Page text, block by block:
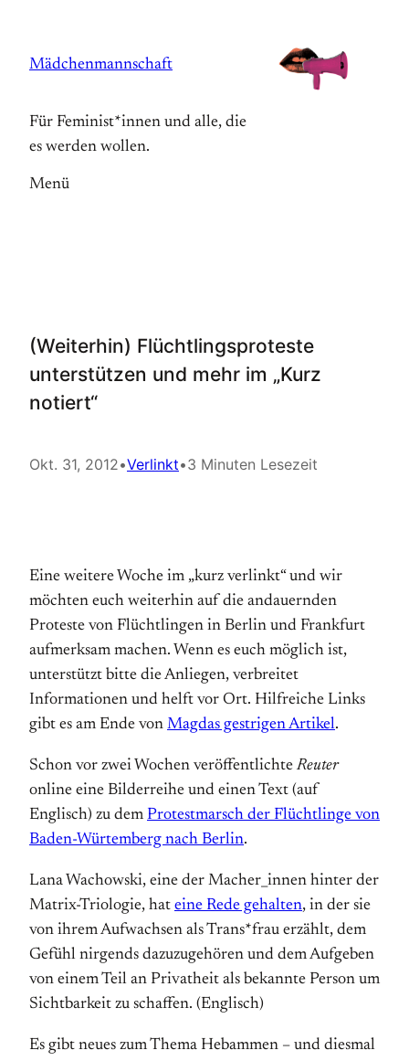
springen
Mädchenmannschaft
Für Feminist*innen und alle, die
es werden wollen.
Menü
(Weiterhin) Flüchtlingsproteste
unterstützen und mehr im „Kurz
notiert“
Okt. 31, 2012•Verlinkt•3 Minuten Lesezeit
Eine weitere Woche im „kurz verlinkt“ und wir
möchten euch weiterhin auf die andauernden
Proteste von Flüchtlingen in Berlin und Frankfurt
aufmerksam machen. Wenn es euch möglich ist,
unterstützt bitte die Anliegen, verbreitet
Informationen und helft vor Ort. Hilfreiche Links
gibt es am Ende von Magdas gestrigen Artikel.
Schon vor zwei Wochen veröffentlichte Reuter
online eine Bilderreihe und einen Text (auf
Englisch) zu dem Protestmarsch der Flüchtlinge von
Baden-Würtemberg nach Berlin.
Lana Wachowski, eine der Macher_innen hinter der
Matrix-Triologie, hat eine Rede gehalten, in der sie
von ihrem Aufwachsen als Trans*frau erzählt, dem
Gefühl nirgends dazuzugehören und dem Aufgeben
von einem Teil an Privatheit als bekannte Person um
Sichtbarkeit zu schaffen. (Englisch)
Es gibt neues zum Thema Hebammen – und diesmal